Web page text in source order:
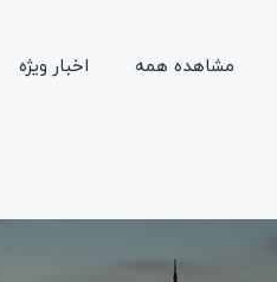
مشاهده همه اخبار ویژه